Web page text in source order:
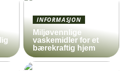
INFORMASJON
Miljøvennlige
vaskemidler for et
bærekraftig hjem